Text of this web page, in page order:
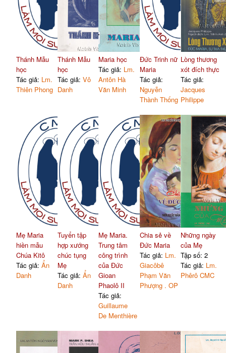
Thánh Mẫu
học
Tác giả: Lm.
Thiên Phong
Thánh Mẫu
học
Tác giả: Vô
Danh
Maria học
Tác giả: Lm.
Antôn Hà
Văn Minh
Đức Trinh nữ
Maria
Tác giả:
Nguyễn
Thành Thống
Lòng thương
xót đích thực
Tác giả:
Jacques
Philippe
Mẹ Maria
hiền mẫu
Chúa Kitô
Tác giả:Ẩn
Danh
Tuyển tập
hợp xướng
chúc tụng
Mẹ
Tác giả: Ẩn
Danh
Mẹ Maria.
Trung tâm
công trình
của Đức
Gioan
Phaolô II
Tác giả:
Guillaume
De Menthière
Chia sẻ về
Đức Maria
Tác giả: Lm.
Giacôbê
Phạm Văn
Phượng . OP
Những ngày
của Mẹ
Tập số: 2
Tác giả: Lm.
Phêrô CMC